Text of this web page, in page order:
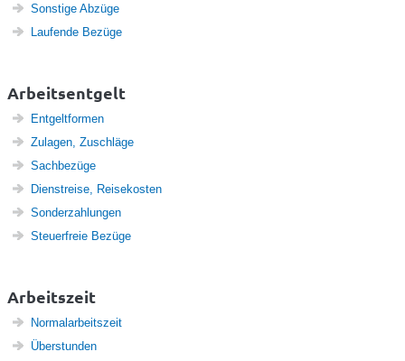
Sonstige Abzüge
Laufende Bezüge
Arbeitsentgelt
Entgeltformen
Zulagen, Zuschläge
Sachbezüge
Dienstreise, Reisekosten
Sonderzahlungen
Steuerfreie Bezüge
Arbeitszeit
Normalarbeitszeit
Überstunden